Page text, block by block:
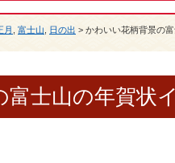
月 富士山 日の出 > かわいい花柄背景の
士山の年賀状